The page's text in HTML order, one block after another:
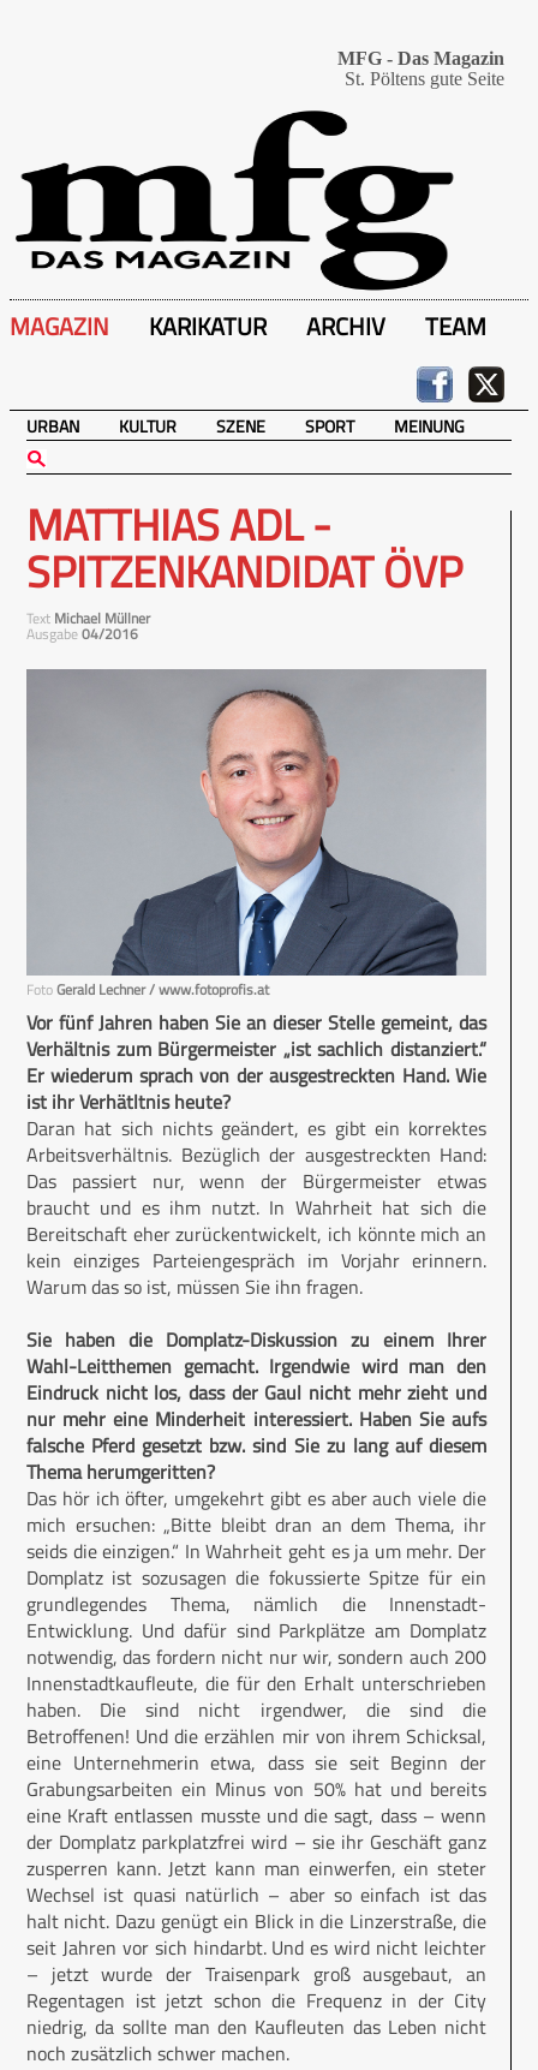
MFG - Das Magazin
St. Pöltens gute Seite
MAGAZIN KARIKATUR ARCHIV TEAM
URBAN KULTUR SZENE SPORT MEINUNG
MATTHIAS ADL -
SPITZENKANDIDAT ÖVP
Text Michael Müllner
Ausgabe04/2016
FotoGerald Lechner / www.fotoprofis.at
Vor fünf Jahren haben Sie an dieser Stelle gemeint, das
Verhältnis zum Bürgermeister „ist sachlich distanziert.“
Er wiederum sprach von der ausgestreckten Hand. Wie
ist ihr Verhätltnis heute?
Daran hat sich nichts geändert, es gibt ein korrektes
Arbeitsverhältnis. Bezüglich der ausgestreckten Hand:
Das passiert nur, wenn der Bürgermeister etwas
braucht und es ihm nutzt. In Wahrheit hat sich die
Bereitschaft eher zurückentwickelt, ich könnte mich an
kein einziges Parteiengespräch im Vorjahr erinnern.
Warum das so ist, müssen Sie ihn fragen.
Sie haben die Domplatz-Diskussion zu einem Ihrer
Wahl-Leitthemen gemacht. Irgendwie wird man den
Eindruck nicht los, dass der Gaul nicht mehr zieht und
nur mehr eine Minderheit interessiert. Haben Sie aufs
falsche Pferd gesetzt bzw. sind Sie zu lang auf diesem
Thema herumgeritten?
Das hör ich öfter, umgekehrt gibt es aber auch viele die
mich ersuchen: „Bitte bleibt dran an dem Thema, ihr
seids die einzigen.“ In Wahrheit geht es ja um mehr. Der
Domplatz ist sozusagen die fokussierte Spitze für ein
grundlegendes Thema, nämlich die Innenstadt-
Entwicklung. Und dafür sind Parkplätze am Domplatz
notwendig, das fordern nicht nur wir, sondern auch 200
Innenstadtkaufleute, die für den Erhalt unterschrieben
haben. Die sind nicht irgendwer, die sind die
Betroffenen! Und die erzählen mir von ihrem Schicksal,
eine Unternehmerin etwa, dass sie seit Beginn der
Grabungsarbeiten ein Minus von 50% hat und bereits
eine Kraft entlassen musste und die sagt, dass – wenn
der Domplatz parkplatzfrei wird – sie ihr Geschäft ganz
zusperren kann. Jetzt kann man einwerfen, ein steter
Wechsel ist quasi natürlich – aber so einfach ist das
halt nicht. Dazu genügt ein Blick in die Linzerstraße, die
seit Jahren vor sich hindarbt. Und es wird nicht leichter
– jetzt wurde der Traisenpark groß ausgebaut, an
Regentagen ist jetzt schon die Frequenz in der City
niedrig, da sollte man den Kaufleuten das Leben nicht
noch zusätzlich schwer machen.